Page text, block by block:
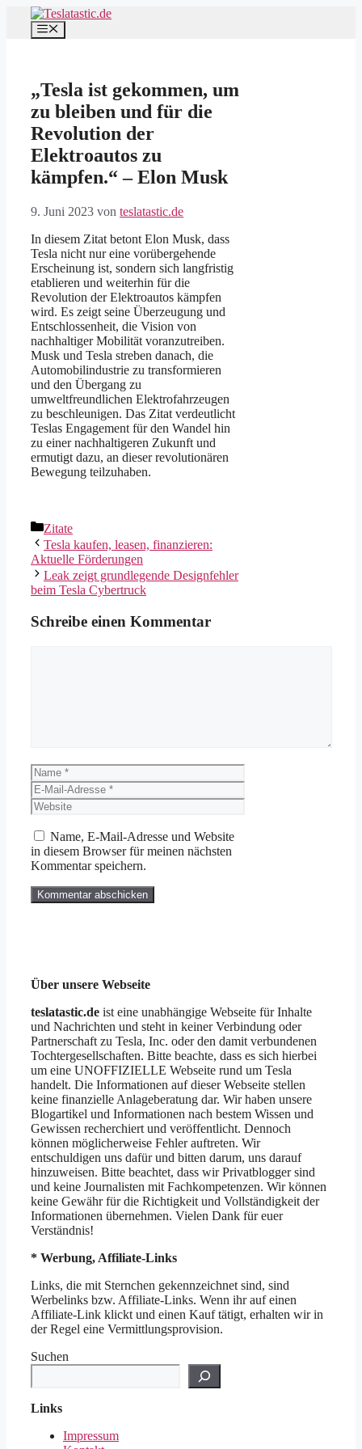
Inhalt
springen
Menü
„Tesla ist gekommen, um
zu bleiben und für die
Revolution der
Elektroautos zu
kämpfen.“ – Elon Musk
9. Juni 2023 von teslatastic.de
In diesem Zitat betont Elon Musk, dass
Tesla nicht nur eine vorübergehende
Erscheinung ist, sondern sich langfristig
etablieren und weiterhin für die
Revolution der Elektroautos kämpfen
wird. Es zeigt seine Überzeugung und
Entschlossenheit, die Vision von
nachhaltiger Mobilität voranzutreiben.
Musk und Tesla streben danach, die
Automobilindustrie zu transformieren
und den Übergang zu
umweltfreundlichen Elektrofahrzeugen
zu beschleunigen. Das Zitat verdeutlicht
Teslas Engagement für den Wandel hin
zu einer nachhaltigeren Zukunft und
ermutigt dazu, an dieser revolutionären
Bewegung teilzuhaben.
Kategorien
Zitate
Tesla kaufen, leasen, finanzieren:
Aktuelle Förderungen
Leak zeigt grundlegende Designfehler
beim Tesla Cybertruck
Schreibe einen Kommentar
Name
E-
Mail-
Adresse
Website
Name, E-Mail-Adresse und Website
in diesem Browser für meinen nächsten
Kommentar speichern.
Über unsere Webseite
teslatastic.de ist eine unabhängige Webseite für Inhalte
und Nachrichten und steht in keiner Verbindung oder
Partnerschaft zu Tesla, Inc. oder den damit verbundenen
Tochtergesellschaften. Bitte beachte, dass es sich hierbei
um eine UNOFFIZIELLE Webseite rund um Tesla
handelt. Die Informationen auf dieser Webseite stellen
keine finanzielle Anlageberatung dar. Wir haben unsere
Blogartikel und Informationen nach bestem Wissen und
Gewissen recherchiert und veröffentlicht. Dennoch
können möglicherweise Fehler auftreten. Wir
entschuldigen uns dafür und bitten darum, uns darauf
hinzuweisen. Bitte beachtet, dass wir Privatblogger sind
und keine Journalisten mit Fachkompetenzen. Wir können
keine Gewähr für die Richtigkeit und Vollständigkeit der
Informationen übernehmen. Vielen Dank für euer
Verständnis!
* Werbung, Affiliate-Links
Links, die mit Sternchen gekennzeichnet sind, sind
Werbelinks bzw. Affiliate-Links. Wenn ihr auf einen
Affiliate-Link klickt und einen Kauf tätigt, erhalten wir in
der Regel eine Vermittlungsprovision.
Suchen
Links
Impressum